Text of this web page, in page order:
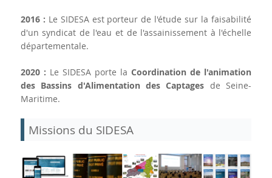
2016 : Le SIDESA est porteur de l'étude sur la faisabilité
d'un syndicat de l'eau et de l'assainissement à l'échelle
départementale.
2020 : Le SIDESA porte laCoordination de l'animation
des Bassins d'Alimentation des Captages de Seine-
Maritime.
Missions du SIDESA